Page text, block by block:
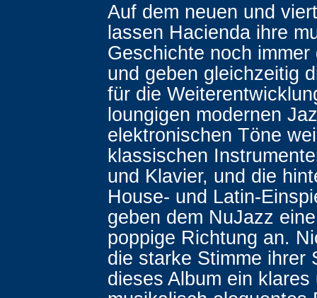
Auf dem neuen und
lassen Hacienda ihre
Geschichte noch
und geben gleichzeitig
für die
loungigen modernen
elektronischen Töne
klassischen
und Klavier, und die
House- und Latin-
geben dem NuJazz
poppige Richtung an.
die starke Stimme ihrer
dieses Album ein klares